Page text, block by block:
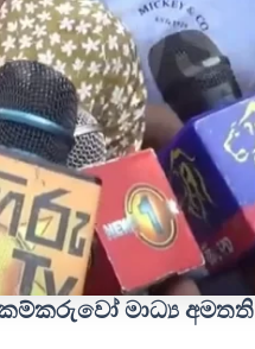
මාධ්‍ය අමතති